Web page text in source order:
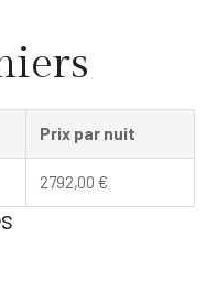
Prix par nuit
2792,00 €